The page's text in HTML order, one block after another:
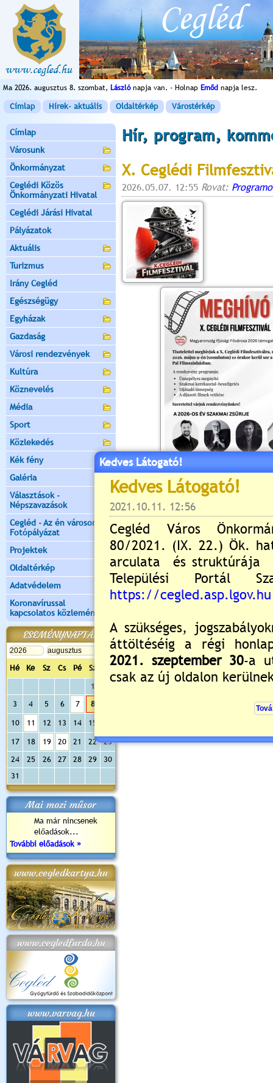
Ma 2026. augusztus 8. szombat, Lászlónapja van. - Holnap Emőd napja lesz.
Címlap Hírek- aktuális Oldaltérkép Várostérkép
Címlap
Városunk
Önkormányzat
Ceglédi Közös
Önkormányzati Hivatal
Ceglédi Járási Hivatal
Pályázatok
Aktuális
Turizmus
Irány Cegléd
Egészségügy
Egyházak
Gazdaság
Városi rendezvények
Kultúra
Köznevelés
Média
Sport
Közlekedés
Kék fény
Galéria
Választások -
Népszavazások
Cegléd - Az én városom -
Fotópályázat
Projektek
Oldaltérkép
Adatvédelem
Koronavírussal
kapcsolatos közlemények
ESEMÉNYNAPTÁR
Hé Ke Sz Cs Pé Sz
Va
1
3
4 5 6 7 8
10 11 12 13 14 15
17 18 19 20 21 22
23
24
25 26 27 28 29
30
31
Mai mozi műsor
Ma már nincsenek
előadások...
További előadások »
www.cegledkartya.hu
www.cegledfurdo.hu
www.varvag.hu
Hír, program,
X. Ceglédi
2026.05.07. 12:55 Rovat:
Értékelés:
Még nincsenek hozzászólások
Új hozzászólás:
Kérjük jelentkezzen be,
Kedves Látogató!